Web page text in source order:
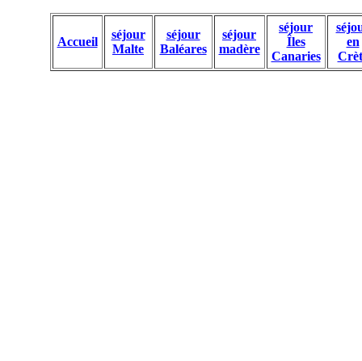
Accueil
séjour
Malte
séjour
Baléares
séjour
madère
séjour
Îles
Canaries
en